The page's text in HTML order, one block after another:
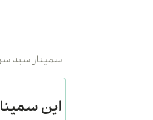
سمینار سبد سرمایه‌گذاری ۱۴۰۵ برای افرادی طراحی شده که می‌خواهند با ذهنی آرام و تصمیمی
این